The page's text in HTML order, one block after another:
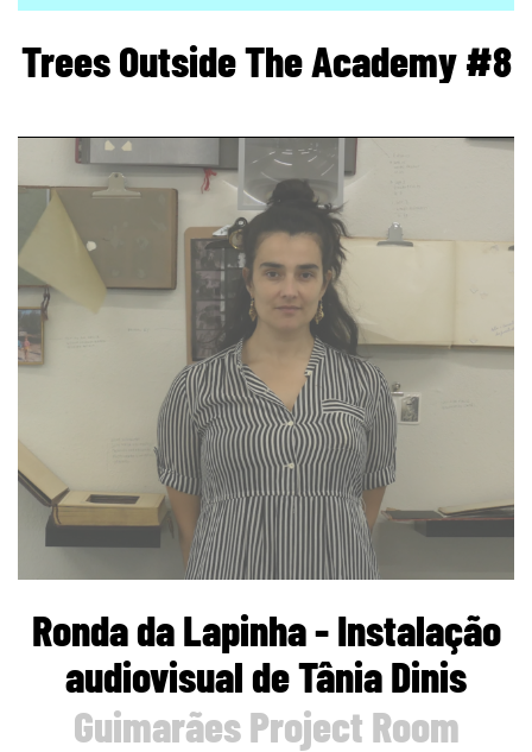
Trees Outside The Academy #8
page
Ronda da Lapinha - Instalação
audiovisual de Tânia Dinis
Guimarães Project Room